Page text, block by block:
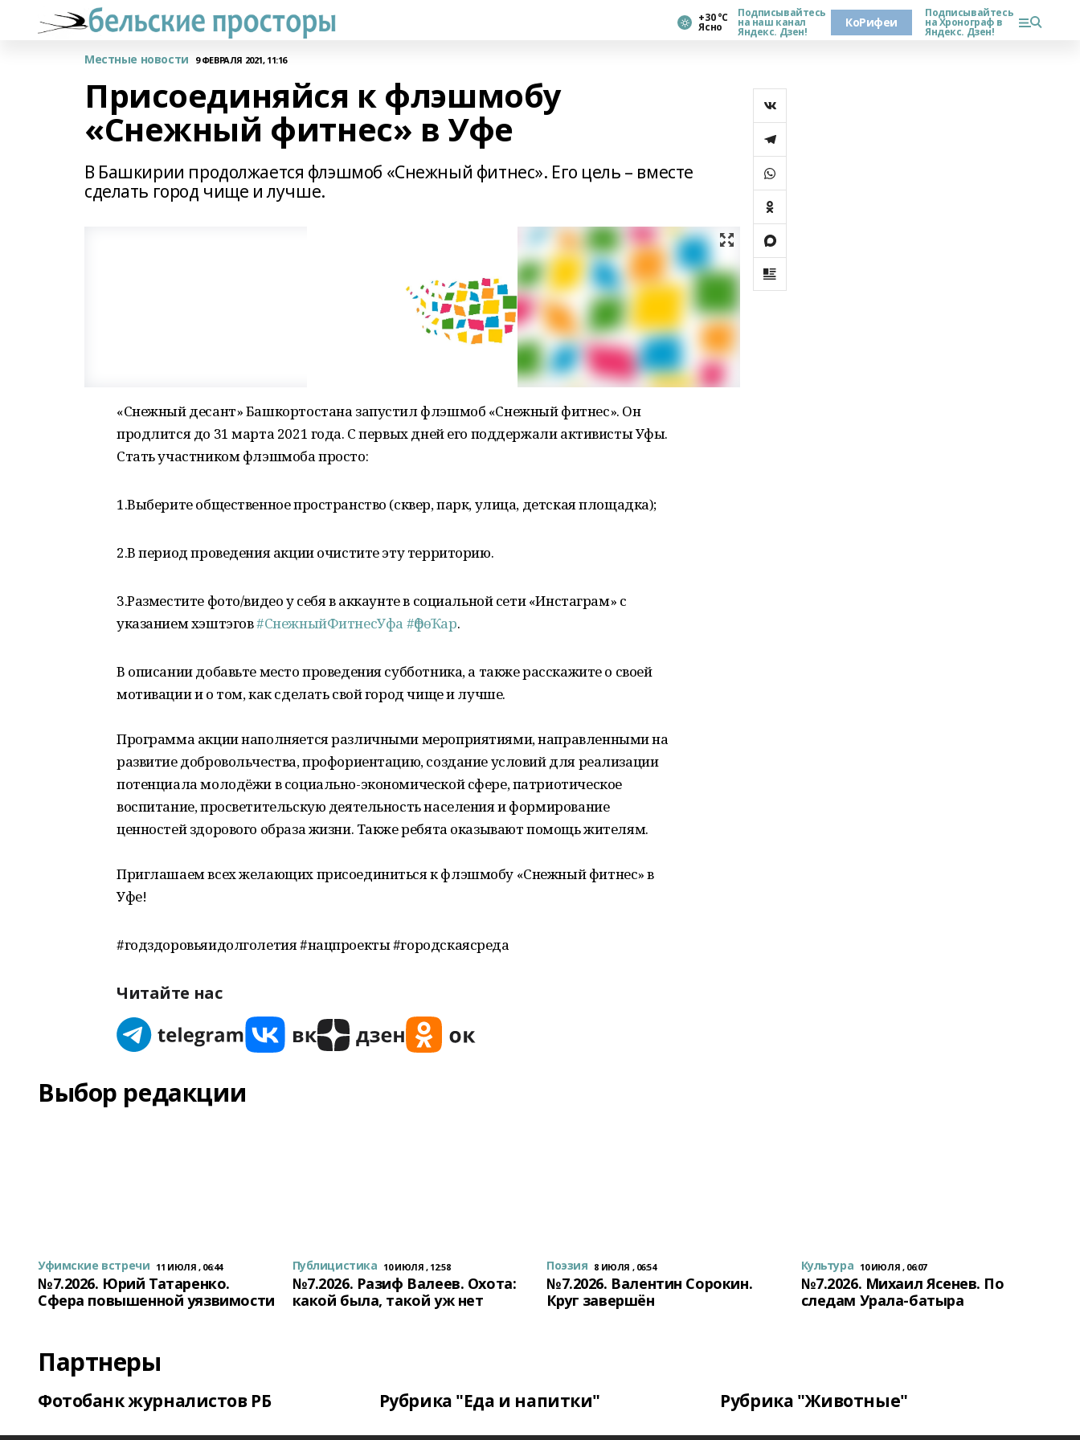
+30 °С
Ясно
Подписывайтесь
на наш канал
Яндекс. Дзен!
КоРифеи
Подписывайтесь
на Хронограф в
Яндекс. Дзен!
Местные новости 9 ФЕВРАЛЯ 2021, 11:16
Присоединяйся к флэшмобу
«Снежный фитнес» в Уфе
В Башкирии продолжается флэшмоб «Снежный фитнес». Его цель – вместе
сделать город чище и лучше.
«Снежный десант» Башкортостана запустил флэшмоб «Снежный фитнес». Он
продлится до 31 марта 2021 года. С первых дней его поддержали активисты Уфы.
Стать участником флэшмоба просто:
1.Выберите общественное пространство (сквер, парк, улица, детская площадка);
2.В период проведения акции очистите эту территорию.
3.Разместите фото/видео у себя в аккаунте в социальной сети «Инстаграм» с
указанием хэштэгов#СнежныйФитнесУфа #ӨфөҠар.
В описании добавьте место проведения субботника, а также расскажите о своей
мотивации и о том, как сделать свой город чище и лучше.
Программа акции наполняется различными мероприятиями, направленными на
развитие добровольчества, профориентацию, создание условий для реализации
потенциала молодёжи в социально-экономической сфере, патриотическое
воспитание, просветительскую деятельность населения и формирование
ценностей здорового образа жизни. Также ребята оказывают помощь жителям.
Приглашаем всех желающих присоединиться к флэшмобу «Снежный фитнес» в
Уфе!
#годздоровьяидолголетия #нацпроекты #городскаясреда
Читайте нас
Выбор редакции
Уфимские встречи 11 ИЮЛЯ , 06:44
№7.2026. Юрий Татаренко.
Сфера повышенной уязвимости
Публицистика 10 ИЮЛЯ , 12:58
№7.2026. Разиф Валеев. Охота:
какой была, такой уж нет
Поэзия 8 ИЮЛЯ , 06:54
№7.2026. Валентин Сорокин.
Круг завершён
Культура 10 ИЮЛЯ , 06:07
№7.2026. Михаил Ясенев. По
следам Урала-батыра
Партнеры
Фотобанк журналистов РБ Рубрика "Еда и напитки" Рубрика "Животные"